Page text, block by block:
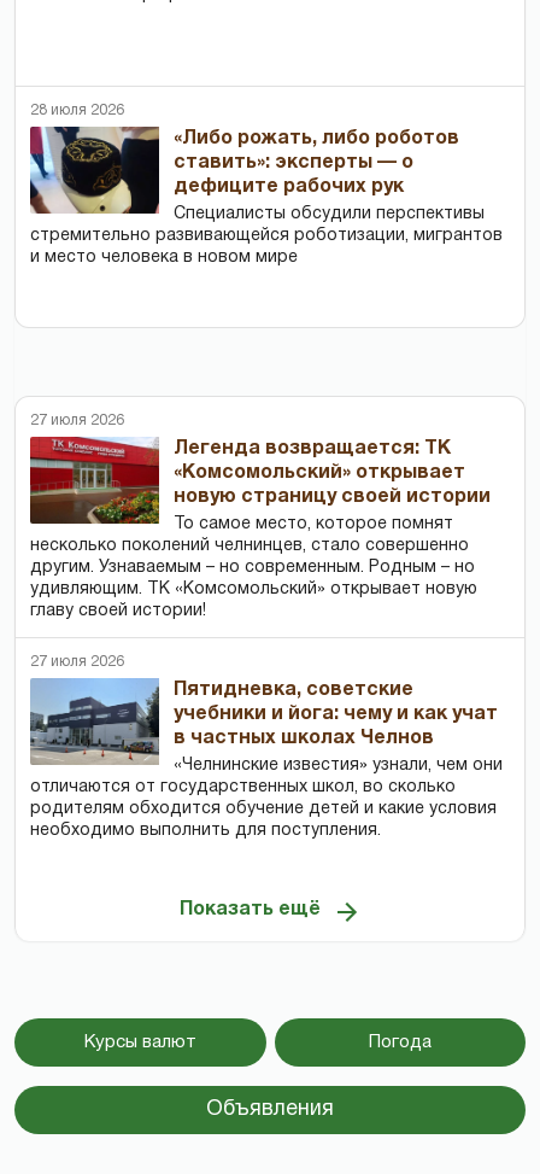
28 июля 2026
«Либо рожать, либо роботов
ставить»: эксперты — о
дефиците рабочих рук
Специалисты обсудили перспективы
стремительно развивающейся роботизации, мигрантов
и место человека в новом мире
27 июля 2026
Легенда возвращается: ТК
«Комсомольский» открывает
новую страницу своей истории
То самое место, которое помнят
несколько поколений челнинцев, стало совершенно
другим. Узнаваемым – но современным. Родным – но
удивляющим. ТК «Комсомольский» открывает новую
главу своей истории!
27 июля 2026
Пятидневка, советские
учебники и йога: чему и как учат
в частных школах Челнов
«Челнинские известия» узнали, чем они
отличаются от государственных школ, во сколько
родителям обходится обучение детей и какие условия
необходимо выполнить для поступления.
Показать ещё
Курсы валют Погода
Объявления